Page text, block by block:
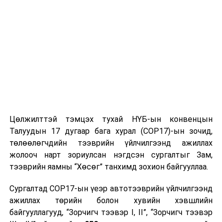
нутгийн хойд хэсгээр, 15-нд зүүн аймгуудын нутгийн
зарим газраар цас орж, зөөлөн цасан шуурга шуурна.
Салхи ихэнх хугацаанд секундэд 5-10 метр, 12,15-нд
говь, тал, хээрийн нутгаар, 13-нд Алтайн салбар
уулсаар, 14-нд зарим газраар секундэд 14-16 метр
хүрч ширүүснэ. Хүйтний эрч суларч Увс нуур болон
Дархадын хотгор, Завхан голын эх, Хүрэнбэлчир
орчим, Идэр, Тэс, Эг, Үүр, Орхон, Сэлэнгэ, Хараа, Ерөө,
Туул, Тэрэлж голын хөндийгөөр шөнөдөө 30-35 хэм,
Цөлжилттэй тэмцэх тухай НҮБ-ын конвенцын
Талуудын 17 дугаар бага хурал (COP17)-ын зочид,
төлөөлөгчдийн тээврийн үйлчилгээнд ажиллах
жолооч нарт зориулсан нэгдсэн сургалтыг Зам,
тээврийн яамны “Хөсөг” танхимд зохион байгууллаа.
Сургалтад COP17-ын үеэр автотээврийн үйлчилгээнд
ажиллах төрийн болон хувийн хэвшлийн
байгууллагууд, “Зорчигч тээвэр I, II”, “Зорчигч тээвэр